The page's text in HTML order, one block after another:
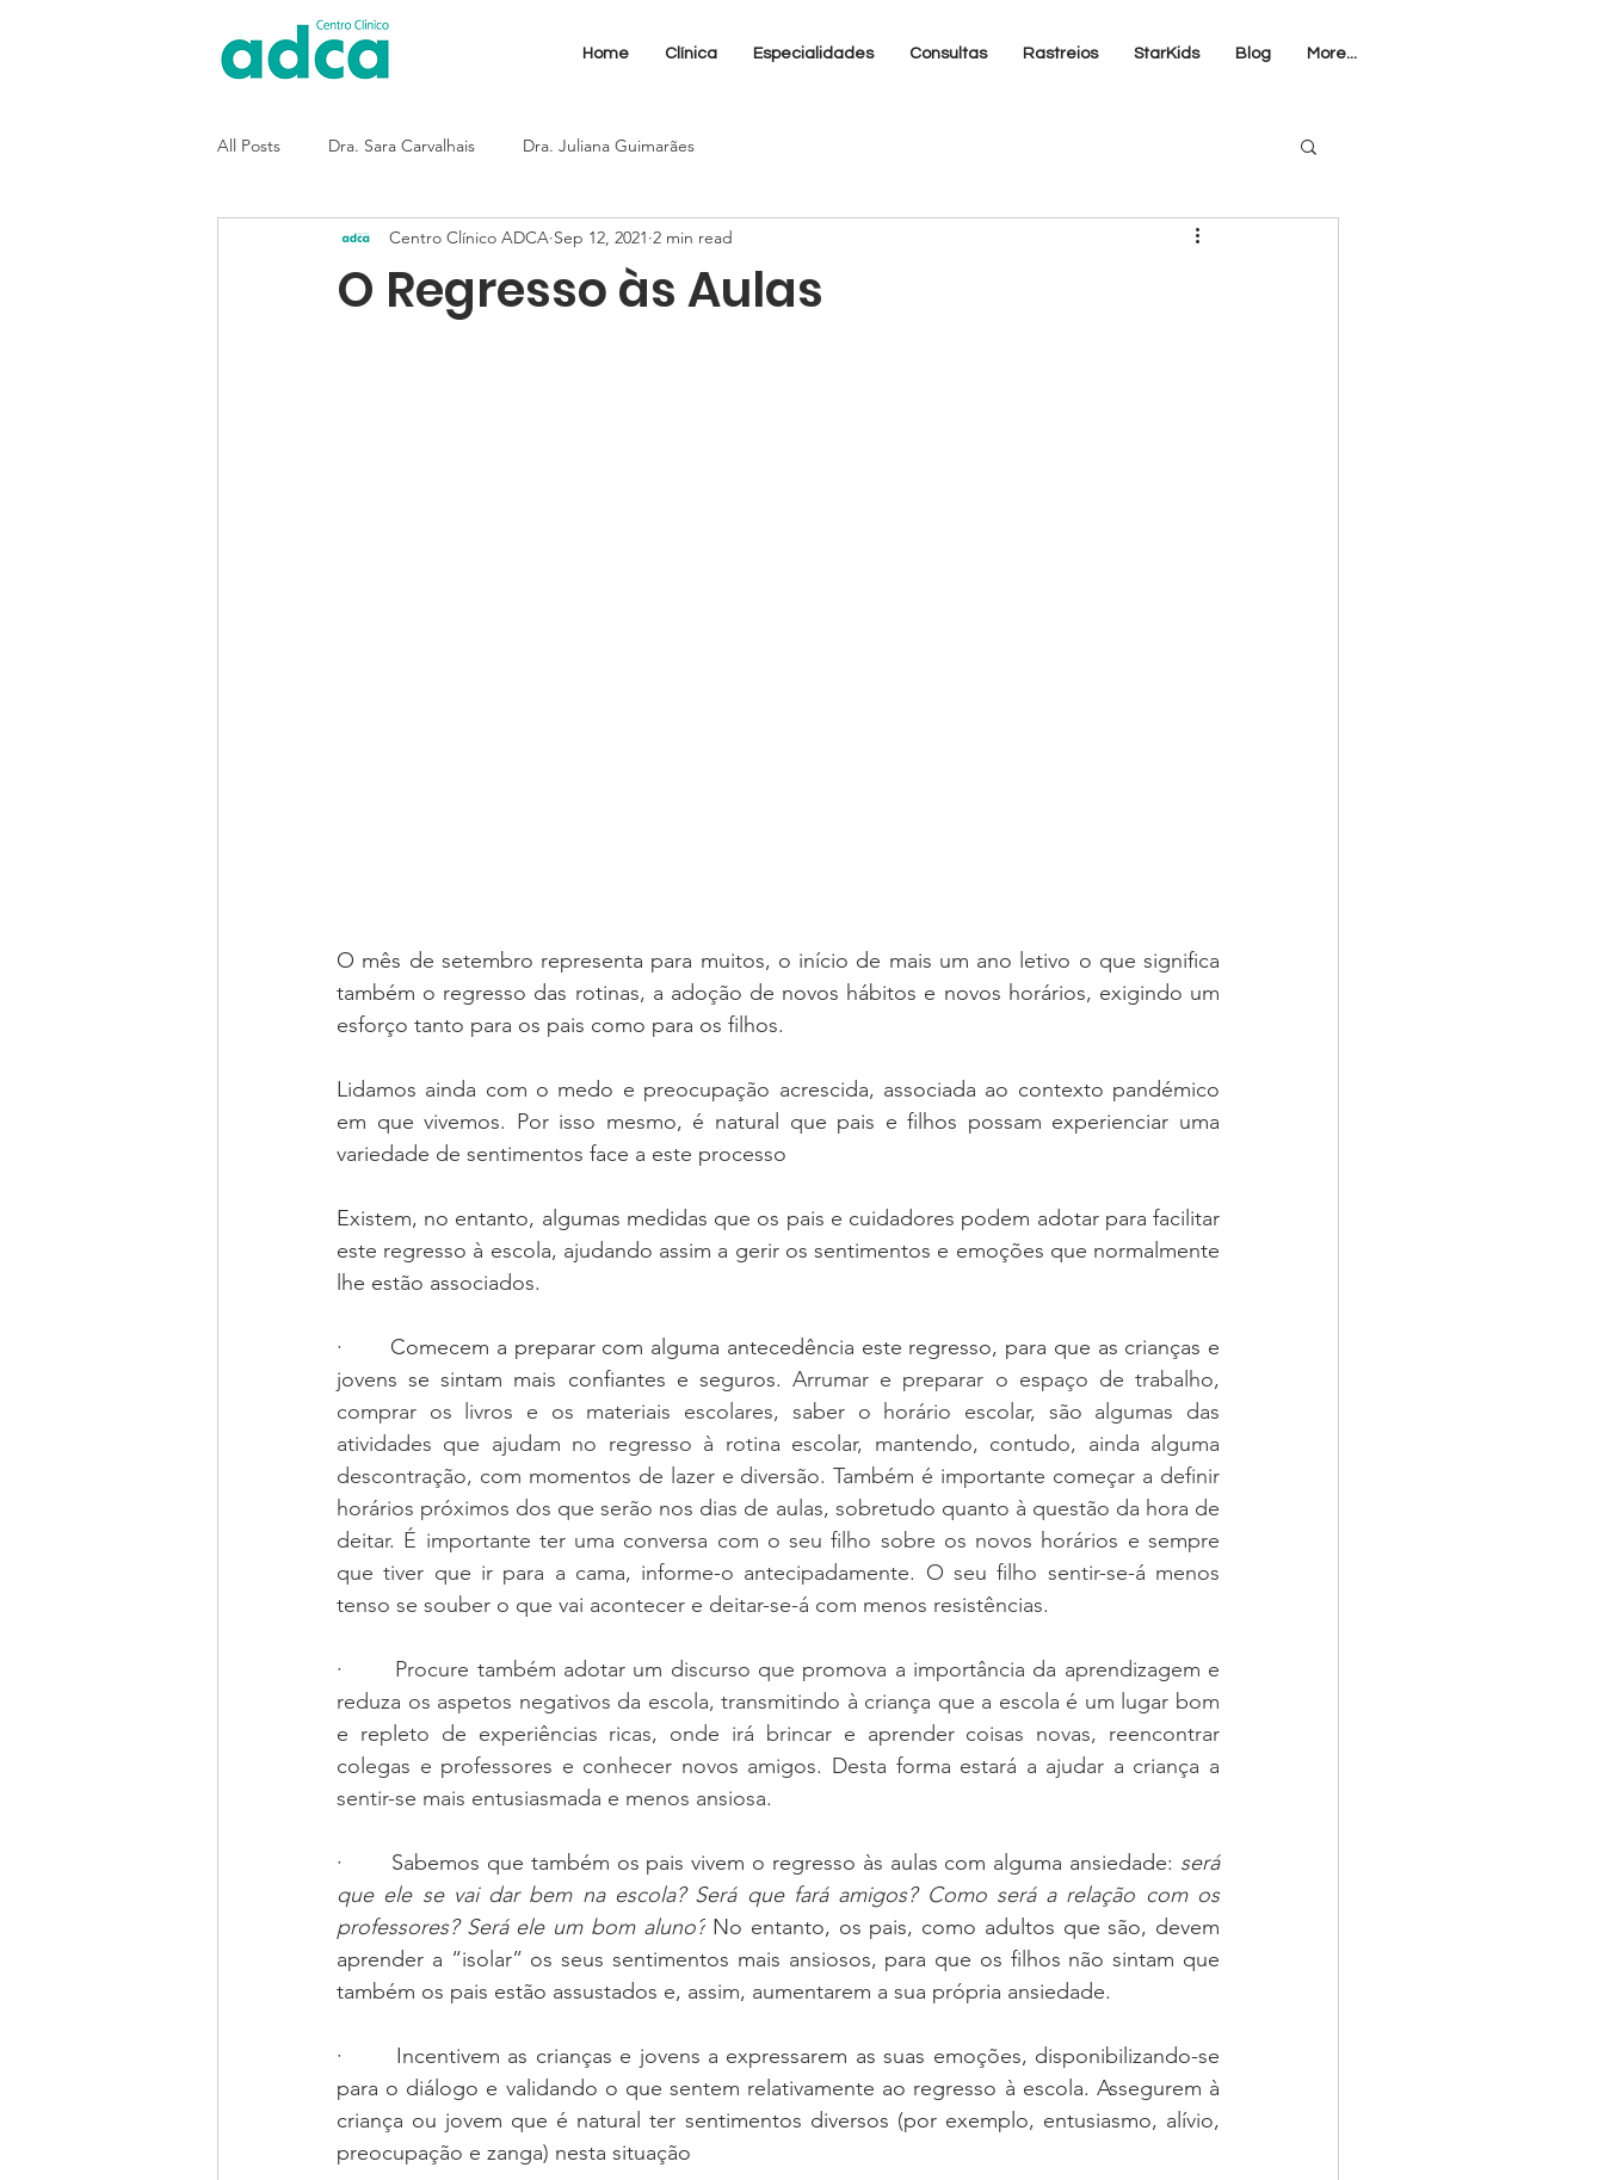
Home Clínica Especialidades Consultas Rastreios StarKids Blog More...
All Posts Dra. Sara Carvalhais Dra. Juliana Guimarães
O Regresso às Aulas
Centro Clínico ADCA Sep 12, 2021 2 min read
O mês de setembro representa para muitos, o início de mais um ano letivo o que significa
também o regresso das rotinas, a adoção de novos hábitos e novos horários, exigindo um
esforço tanto para os pais como para os filhos.
Lidamos ainda com o medo e preocupação acrescida, associada ao contexto pandémico
em que vivemos. Por isso mesmo, é natural que pais e filhos possam experienciar uma
variedade de sentimentos face a este processo
Existem, no entanto, algumas medidas que os pais e cuidadores podem adotar para facilitar
este regresso à escola, ajudando assim a gerir os sentimentos e emoções que normalmente
lhe estão associados.
· Comecem a preparar com alguma antecedência este regresso, para que as crianças e
jovens se sintam mais confiantes e seguros. Arrumar e preparar o espaço de trabalho,
comprar os livros e os materiais escolares, saber o horário escolar, são algumas das
atividades que ajudam no regresso à rotina escolar, mantendo, contudo, ainda alguma
descontração, com momentos de lazer e diversão. Também é importante começar a definir
horários próximos dos que serão nos dias de aulas, sobretudo quanto à questão da hora de
deitar. É importante ter uma conversa com o seu filho sobre os novos horários e sempre
que tiver que ir para a cama, informe-o antecipadamente. O seu filho sentir-se-á menos
tenso se souber o que vai acontecer e deitar-se-á com menos resistências.
· Procure também adotar um discurso que promova a importância da aprendizagem e
reduza os aspetos negativos da escola, transmitindo à criança que a escola é um lugar bom
e repleto de experiências ricas, onde irá brincar e aprender coisas novas, reencontrar
colegas e professores e conhecer novos amigos. Desta forma estará a ajudar a criança a
sentir-se mais entusiasmada e menos ansiosa.
· Sabemos que também os pais vivem o regresso às aulas com alguma ansiedade: será
que ele se vai dar bem na escola? Será que fará amigos? Como será a relação com os
professores? Será ele um bom aluno? No entanto, os pais, como adultos que são, devem
aprender a “isolar” os seus sentimentos mais ansiosos, para que os filhos não sintam que
também os pais estão assustados e, assim, aumentarem a sua própria ansiedade.
·       Incentivem as crianças e jovens a expressarem as suas emoções, disponibilizando-se
para o diálogo e validando o que sentem relativamente ao regresso à escola. Assegurem à
criança ou jovem que é natural ter sentimentos diversos (por exemplo, entusiasmo, alívio,
preocupação e zanga) nesta situação